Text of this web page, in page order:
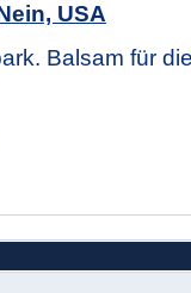
USA
Balsam für